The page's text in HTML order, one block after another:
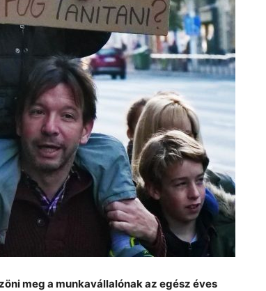
meg a munkavállalónak az egész éves